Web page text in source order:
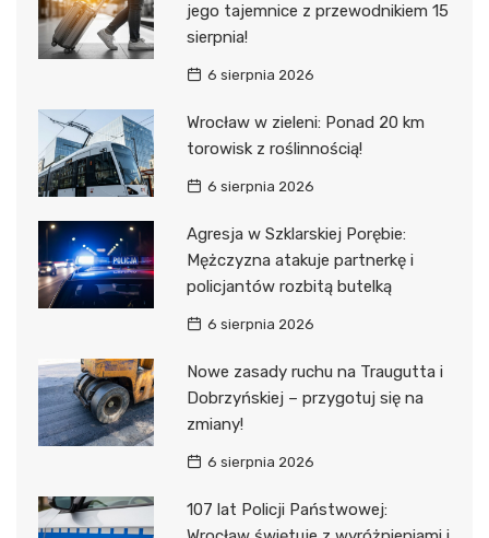
jego tajemnice z przewodnikiem 15
sierpnia!
6 sierpnia 2026
Wrocław w zieleni: Ponad 20 km
torowisk z roślinnością!
6 sierpnia 2026
Agresja w Szklarskiej Porębie:
Mężczyzna atakuje partnerkę i
policjantów rozbitą butelką
6 sierpnia 2026
Nowe zasady ruchu na Traugutta i
Dobrzyńskiej – przygotuj się na
zmiany!
6 sierpnia 2026
107 lat Policji Państwowej: